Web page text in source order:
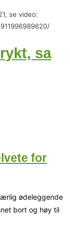
se video:
sa
for
ødeleggende
bort og høy til